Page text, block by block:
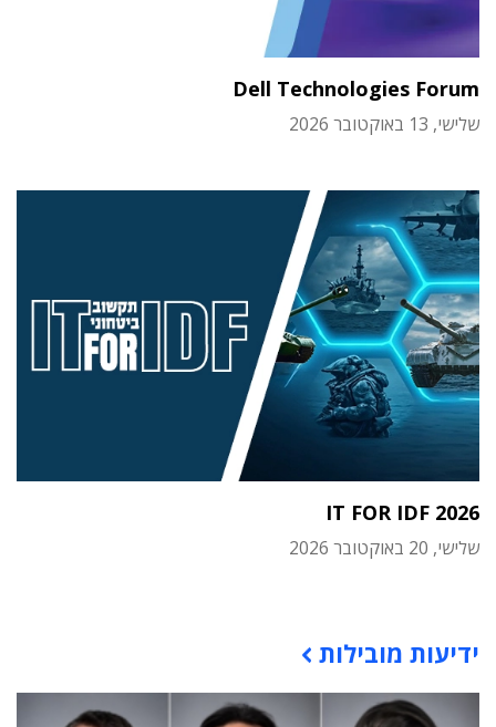
Dell Technologies Forum
שלישי, 13 באוקטובר 2026
IT FOR IDF 2026
שלישי, 20 באוקטובר 2026
ידיעות מובילות